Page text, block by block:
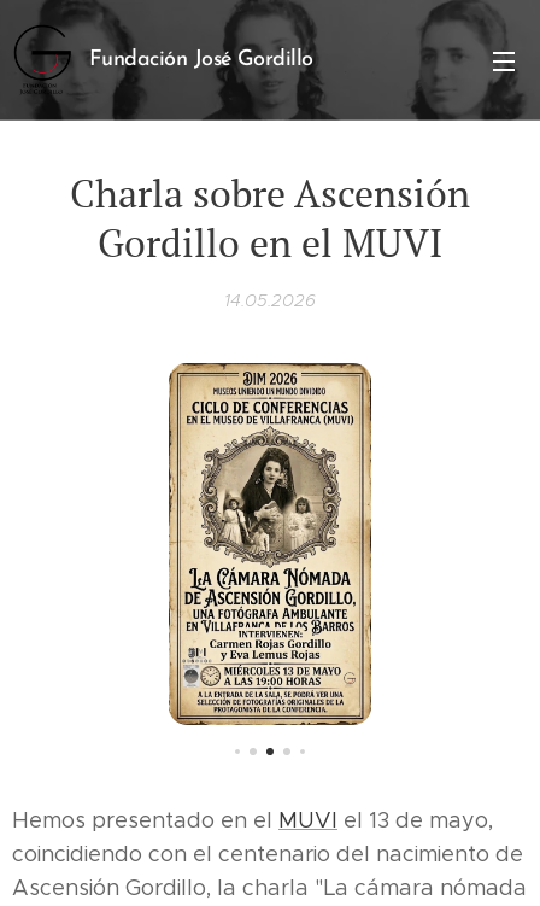
Fundación José Gordillo
Charla sobre Ascensión
Gordillo en el MUVI
14.05.2026
Hemos presentado en el MUVI el 13 de mayo,
coincidiendo con el centenario del nacimiento de
Ascensión Gordillo, la charla "La cámara nómada